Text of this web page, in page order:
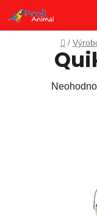
Domov
/
Priemerné